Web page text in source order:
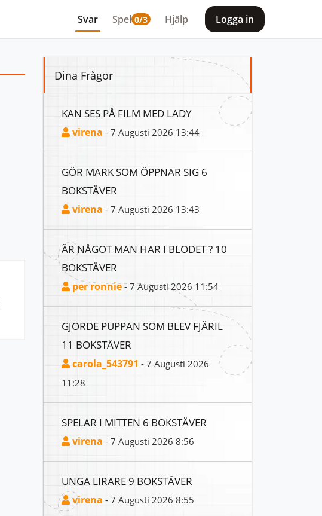
Svar Spel 0/3 Hjälp Logga in
Dina Frågor
KAN SES PÅ FILM MED LADY
virena - 7 Augusti 2026 13:44
GÖR MARK SOM ÖPPNAR SIG 6
BOKSTÄVER
virena - 7 Augusti 2026 13:43
ÄR NÅGOT MAN HAR I BLODET ? 10
BOKSTÄVER
per ronnie - 7 Augusti 2026 11:54
GJORDE PUPPAN SOM BLEV FJÄRIL
11 BOKSTÄVER
carola_543791 - 7 Augusti 2026
11:28
SPELAR I MITTEN 6 BOKSTÄVER
virena - 7 Augusti 2026 8:56
UNGA LIRARE 9 BOKSTÄVER
virena - 7 Augusti 2026 8:55